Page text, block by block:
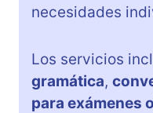
necesidades
Los servicios
gramática,
para exámenes